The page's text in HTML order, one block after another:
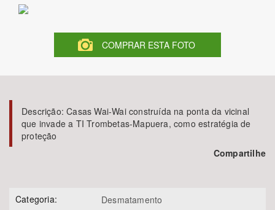
Área de Levantamento
Área Protegida
COMPRAR ESTA FOTO
Descrição:Casas Wai-Wai construída na ponta da vicinal
que invade a TI Trombetas-Mapuera, como estratégia de
proteção
Compartilhe
Categoria: Desmatamento